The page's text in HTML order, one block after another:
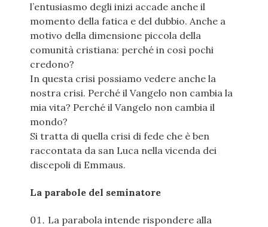
l’entusiasmo degli inizi accade anche il
momento della fatica e del dubbio. Anche a
motivo della dimensione piccola della
comunità cristiana: perché in così pochi
credono?
In questa crisi possiamo vedere anche la
nostra crisi. Perché il Vangelo non cambia la
mia vita? Perché il Vangelo non cambia il
mondo?
Si tratta di quella crisi di fede che è ben
raccontata da san Luca nella vicenda dei
discepoli di Emmaus.
La parabole del seminatore
La parabola intende rispondere alla